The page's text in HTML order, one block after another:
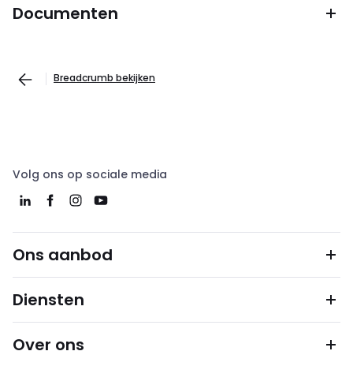
Documenten
Breadcrumb bekijken
Volg ons op sociale media
Ons aanbod
Diensten
Over ons